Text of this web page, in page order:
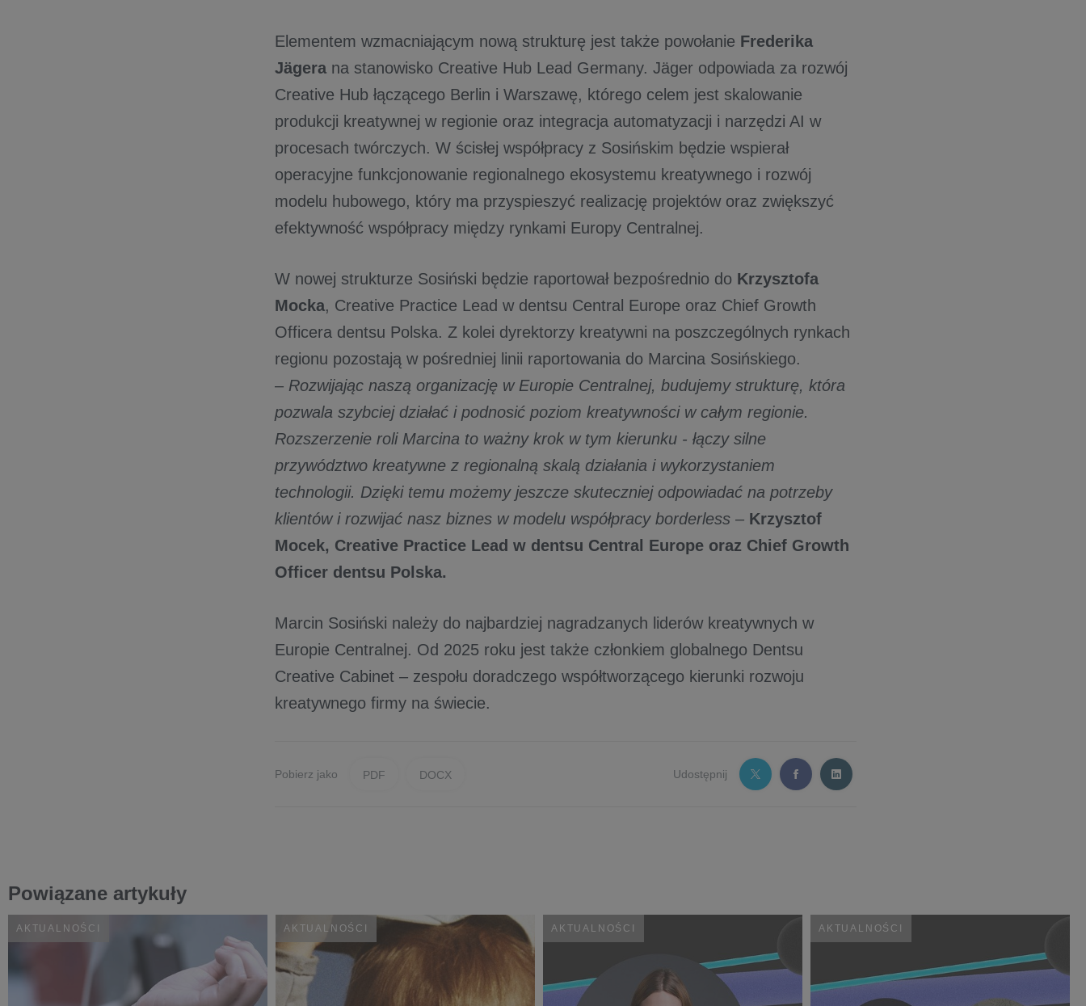
Elementem wzmacniającym nową strukturę jest także powołanie Frederika
Jägera na stanowisko Creative Hub Lead Germany. Jäger odpowiada za rozwój
Creative Hub łączącego Berlin i Warszawę, którego celem jest skalowanie
produkcji kreatywnej w regionie oraz integracja automatyzacji i narzędzi AI w
procesach twórczych. W ścisłej współpracy z Sosińskim będzie wspierał
operacyjne funkcjonowanie regionalnego ekosystemu kreatywnego i rozwój
modelu hubowego, który ma przyspieszyć realizację projektów oraz zwiększyć
efektywność współpracy między rynkami Europy Centralnej.
W nowej strukturze Sosiński będzie raportował bezpośrednio do Krzysztofa
Mocka, Creative Practice Lead w dentsu Central Europe oraz Chief Growth
Officera dentsu Polska. Z kolei dyrektorzy kreatywni na poszczególnych rynkach
regionu pozostają w pośredniej linii raportowania do Marcina Sosińskiego.
– Rozwijając naszą organizację w Europie Centralnej, budujemy strukturę, która
pozwala szybciej działać i podnosić poziom kreatywności w całym regionie.
Rozszerzenie roli Marcina to ważny krok w tym kierunku - łączy silne
przywództwo kreatywne z regionalną skalą działania i wykorzystaniem
technologii. Dzięki temu możemy jeszcze skuteczniej odpowiadać na potrzeby
klientów i rozwijać nasz biznes w modelu współpracy borderless – Krzysztof
Mocek, Creative Practice Lead w dentsu Central Europe oraz Chief Growth
Officer dentsu Polska.
Marcin Sosiński należy do najbardziej nagradzanych liderów kreatywnych w
Europie Centralnej. Od 2025 roku jest także członkiem globalnego Dentsu
Creative Cabinet – zespołu doradczego współtworzącego kierunki rozwoju
kreatywnego firmy na świecie.
Pobierz jako PDF DOCX Udostępnij
Powiązane artykuły
AKTUALNOŚCI AKTUALNOŚCI AKTUALNOŚCI AKTUALNOŚCI